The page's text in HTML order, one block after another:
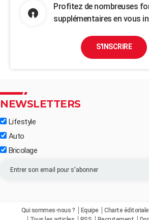
Profitez de nombreuses
supplémentaires en vous
S'INSCRIRE
NEWSLETTERS
Lifestyle
Auto
Bricolage
Qui sommes-nous ? Equipe Charte éditoriale